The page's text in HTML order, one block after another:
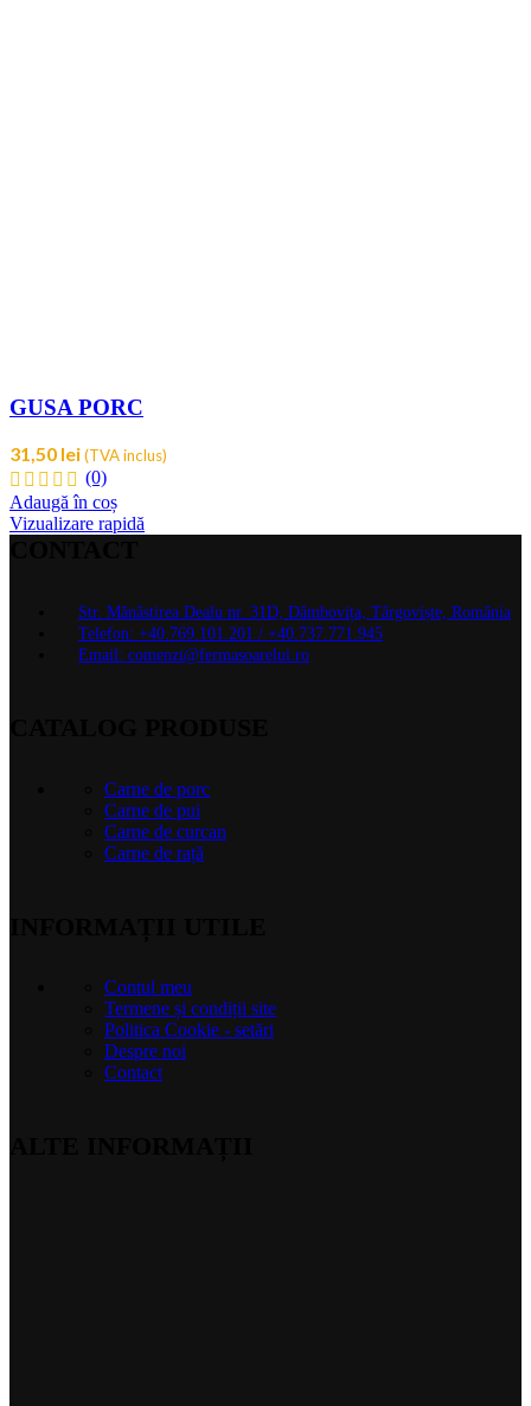
GUSA PORC
31,50 lei(TVA inclus)
(0)
Adaugă în coș
Vizualizare rapidă
Str. Mănăstirea Dealu nr. 31D, Dâmbovița, Târgoviște, România
Telefon: +40.769.101.201 / +40.737.771.945
Email: comenzi@fermasoarelui.ro
Carne de porc
Carne de pui
Carne de curcan
Carne de rață
Contul meu
Termene și condiții site
Politica Cookie - setări
Despre noi
Contact